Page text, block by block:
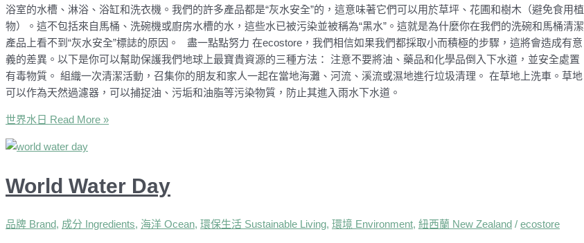
浴室的水槽、淋浴、浴缸和洗衣機。我們的許多產品都是“灰水安全”的，這意味著它們可以用於草坪、花圃和樹木（避免食用植
物）。這不包括來自馬桶、洗碗機或廚房水槽的水，這些水已被污染並被稱為“黑水”。這就是為什麼你在我們的洗碗和馬桶清潔
產品上看不到“灰水安全”標誌的原因。 盡一點點努力 在ecostore，我們相信如果我們都採取小而積極的步驟，這將會造成有意
義的差異。以下是你可以幫助保護我們地球上最寶貴資源的三種方法： 注意不要將油、藥品和化學品倒入下水道，並安全處置
有毒物質。 組織一次清潔活動，召集你的朋友和家人一起在當地海灘、河流、溪流或濕地進行垃圾清理。 在草地上洗車。草地
可以作為天然過濾器，可以捕捉油、污垢和油脂等污染物質，防止其進入雨水下水道。
世界水日 Read More »
World Water Day
品牌 Brand, 成分 Ingredients, 海洋 Ocean, 環保生活 Sustainable Living, 環境 Environment, 紐西蘭 New Zealand / ecostore